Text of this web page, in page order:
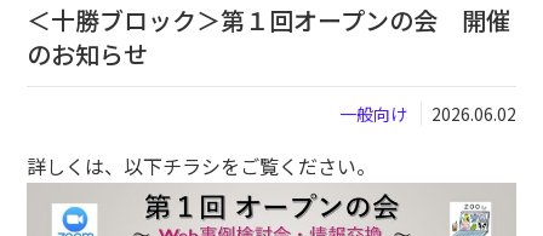
＜十勝ブロック＞第１回オープンの会 開催
のお知らせ
一般向け 2026.06.02
詳しくは、以下チラシをご覧ください。